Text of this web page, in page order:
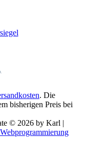
. Die
bisherigen Preis bei
© 2026 by Karl |